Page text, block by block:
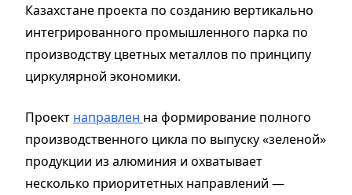
Казахстане проекта по созданию вертикально
интегрированного промышленного парка по
производству цветных металлов по принципу
циркулярной экономики.
Проект направлен на формирование полного
производственного цикла по выпуску «зеленой»
продукции из алюминия и охватывает
несколько приоритетных направлений —